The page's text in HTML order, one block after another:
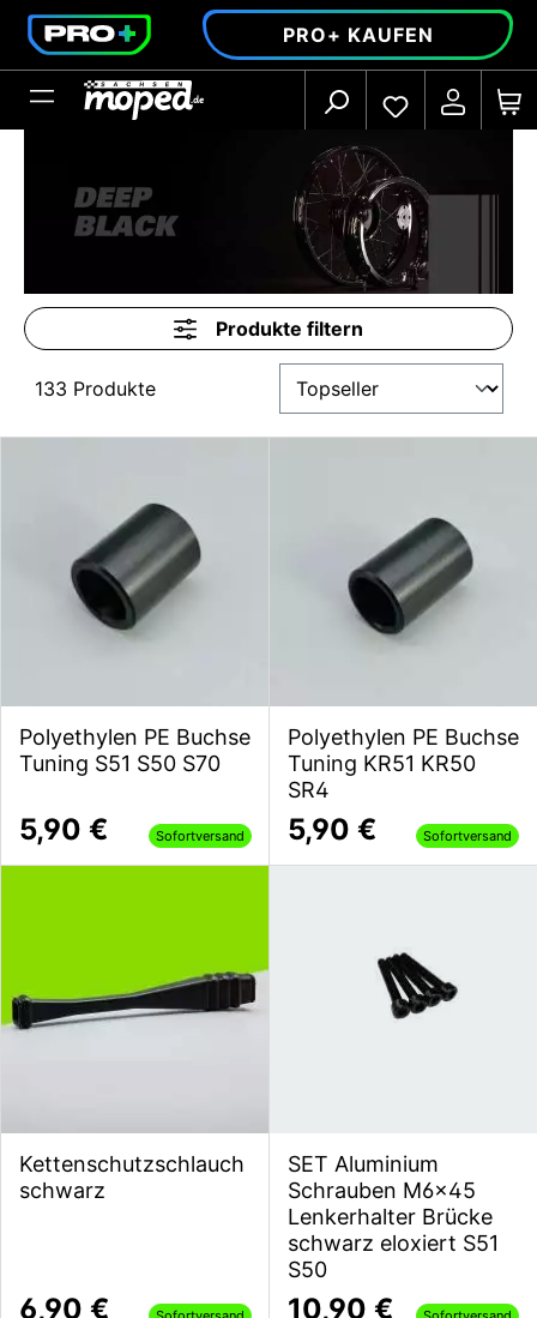
springen PRO+ KAUFEN
Produkte filtern
133 Produkte
Polyethylen PE Buchse
Tuning S51 S50 S70
5,90 € Sofortversand
Polyethylen PE Buchse
Tuning KR51 KR50
SR4
5,90 € Sofortversand
Kettenschutzschlauch
schwarz
6,90 €
SET Aluminium
Schrauben M6x45
Lenkerhalter Brücke
schwarz eloxiert S51
S50
10,90 €